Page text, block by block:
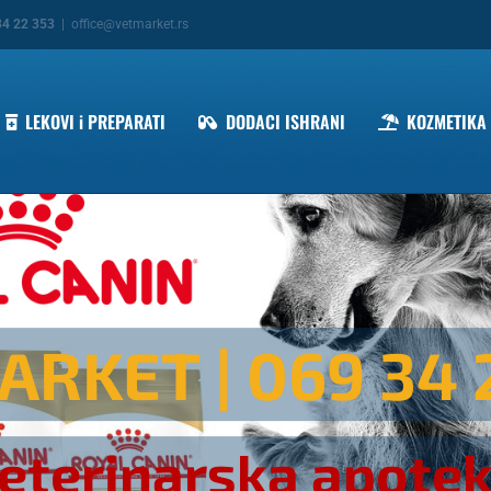
22 353 office@vetmarket.rs
LEKOVI i PREPARATI DODACI ISHRANI KOZMETIKA
| 069 34